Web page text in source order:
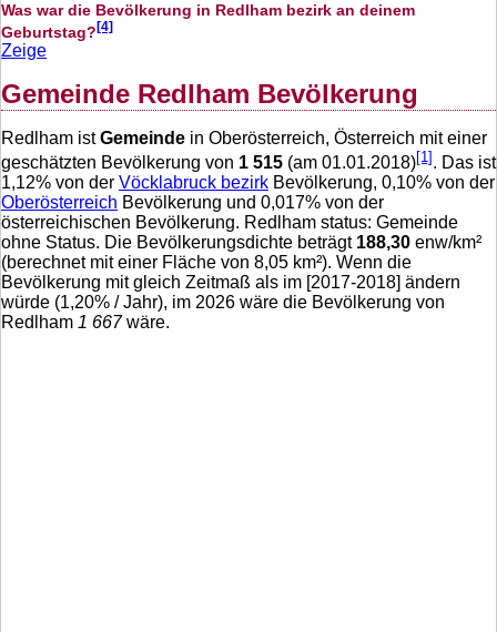
Was war die Bevölkerung in Redlham bezirk an deinem
Geburtstag?[4]
Zeige
Gemeinde Redlham Bevölkerung
Redlham istGemeinde in Oberösterreich, Österreich mit einer
geschätzten Bevölkerung von 1 515 (am 01.01.2018)[1] . Das ist
1,12% von der Vöcklabruck bezirk Bevölkerung, 0,10% von der
Oberösterreich Bevölkerung und 0,017% von der
österreichischen Bevölkerung. Redlham status: Gemeinde
ohne Status. Die Bevölkerungsdichte beträgt 188,30 enw/km²
(berechnet mit einer Fläche von 8,05 km²). Wenn die
Bevölkerung mit gleich Zeitmaß als im [2017-2018] ändern
würde (1,20% / Jahr), im 2026 wäre die Bevölkerung von
Redlham 1 667wäre.